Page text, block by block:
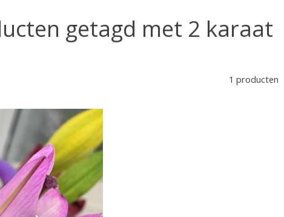
getagd met 2 karaat
1 producten